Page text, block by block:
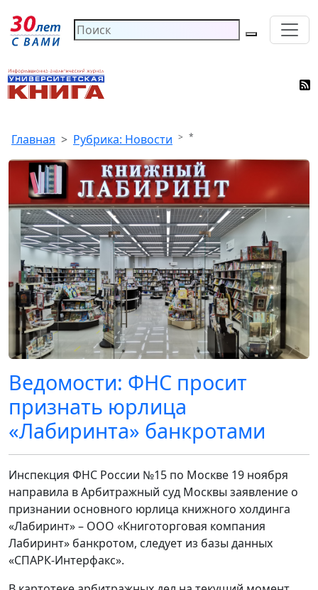
Главная Рубрика: Новости *
Ведомости: ФНС просит
признать юрлица
«Лабиринта» банкротами
Инспекция ФНС России №15 по Москве 19 ноября
направила в Арбитражный суд Москвы заявление о
признании основного юрлица книжного холдинга
«Лабиринт» – ООО «Книготорговая компания
Лабиринт» банкротом, следует из базы данных
«СПАРК-Интерфакс».